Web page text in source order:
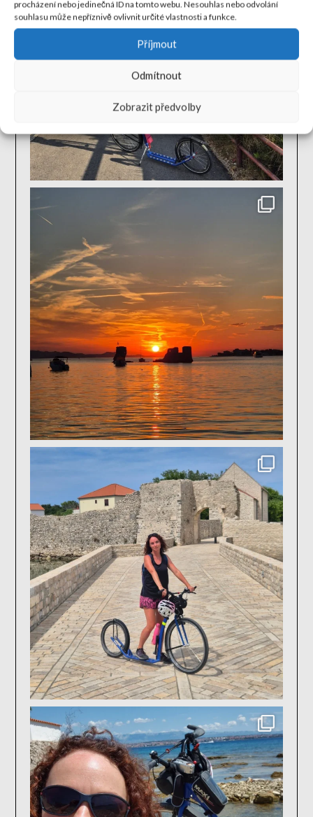
procházení nebo jedinečná ID na tomto webu. Nesouhlas nebo odvolání
souhlasu může nepříznivě ovlivnit určité vlastnosti a funkce.
Příjmout
Odmítnout
Zobrazit předvolby